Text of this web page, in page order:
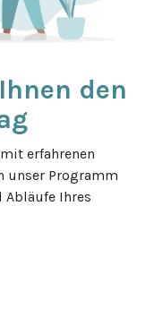
den
erfahrenen
unser Programm
Ihres